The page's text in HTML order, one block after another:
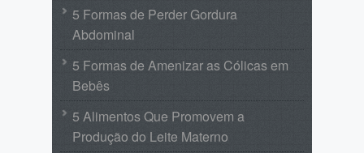
5 Formas de Perder Gordura
Abdominal
5 Formas de Amenizar as Cólicas em
Bebês
5 Alimentos Que Promovem a
Produção do Leite Materno